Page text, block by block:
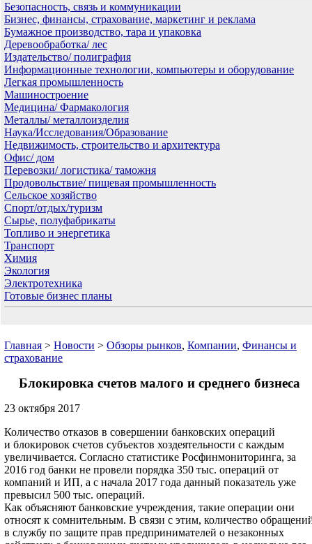
Безопасность, связь и коммуникации
Бизнес, финансы, страхование, маркетинг и реклама
Бумажное производство, тара и упаковка
Деревообработка/ лес
Издательство/ полиграфия
Информационные технологии, компьютеры и оборудование
Легкая промышленность
Машиностроение
Медицина/ Фармакология
Металлы/ металлоизделия
Наука/Исследования/Образование
Недвижимость, строительство и архитектура
Офис/ дом
Перевозки/ логистика/ таможня
Продовольствие/ пищевая промышленность
Сельское хозяйство
Спорт/отдых/туризм
Сырье, полуфабрикаты
Топливо и энергетика
Транспорт
Химия
Экология
Электротехника
Готовые бизнес планы
Главная > Новости > Обзоры рынков, Компании, Финансы и
страхование
Блокировка счетов малого и среднего бизнеса
23 октября 2017
Количество отказов в совершении банковских операций
и блокировок счетов субъектов хоздеятельности с каждым
увеличивается. Согласно статистике Росфинмониторинга, за
2016 год банки не провели порядка 350 тыс. операций от
компаний и ИП, а с начала 2017 года данный показатель уже
превысил 500 тыс. операций.
Как объясняют банковские учреждения, такие операции они
относят к сомнительным. В связи с этим, количество
в службу по защите прав предпринимателей о незаконных